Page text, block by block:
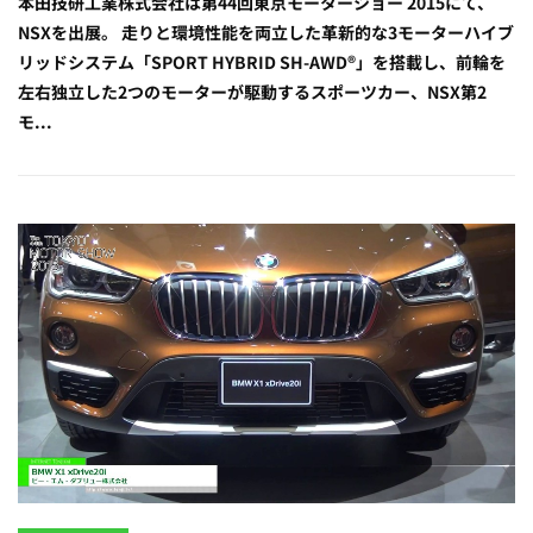
NSXを出展。 走りと環境性能を両立した革新的な3モーターハイブ
リッドシステム「SPORT HYBRID SH-AWD®」を搭載し、前輪を
左右独立した2つのモーターが駆動するスポーツカー、NSX第2
モ...